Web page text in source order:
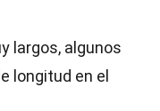
largos, algunos
longitud en el